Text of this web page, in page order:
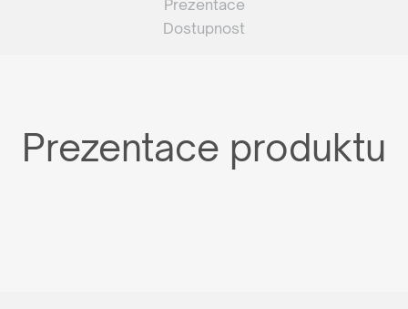
Prezentace
Dostupnost
Prezentace produktu